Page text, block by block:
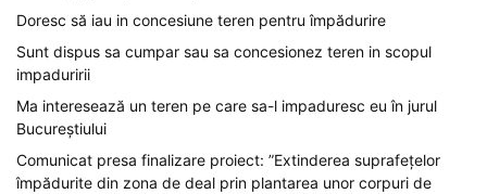
Doresc să iau in concesiune teren pentru împădurire
Sunt dispus sa cumpar sau sa concesionez teren in scopul
impaduririi
Ma interesează un teren pe care sa-l impaduresc eu în jurul
Bucureștiului
Comunicat presa finalizare proiect: ”Extinderea suprafețelor
împădurite din zona de deal prin plantarea unor corpuri de